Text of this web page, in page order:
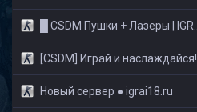
█ CSDM Пушки + Лазеры | IGRAI18.RU ツ █
[CSDM] Играй и наслаждайся! © Classic
Новый сервер ● igrai18.ru